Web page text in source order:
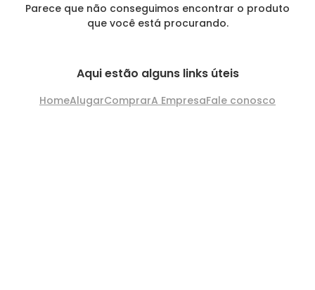
Parece que não conseguimos encontrar o produto
que você está procurando.
Aqui estão alguns links úteis
HomeAlugarComprarA EmpresaFale conosco